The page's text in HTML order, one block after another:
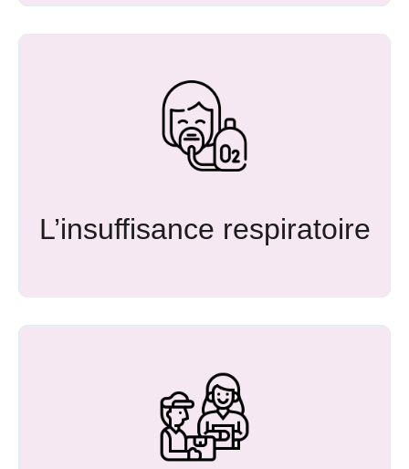
L’insuffisance respiratoire